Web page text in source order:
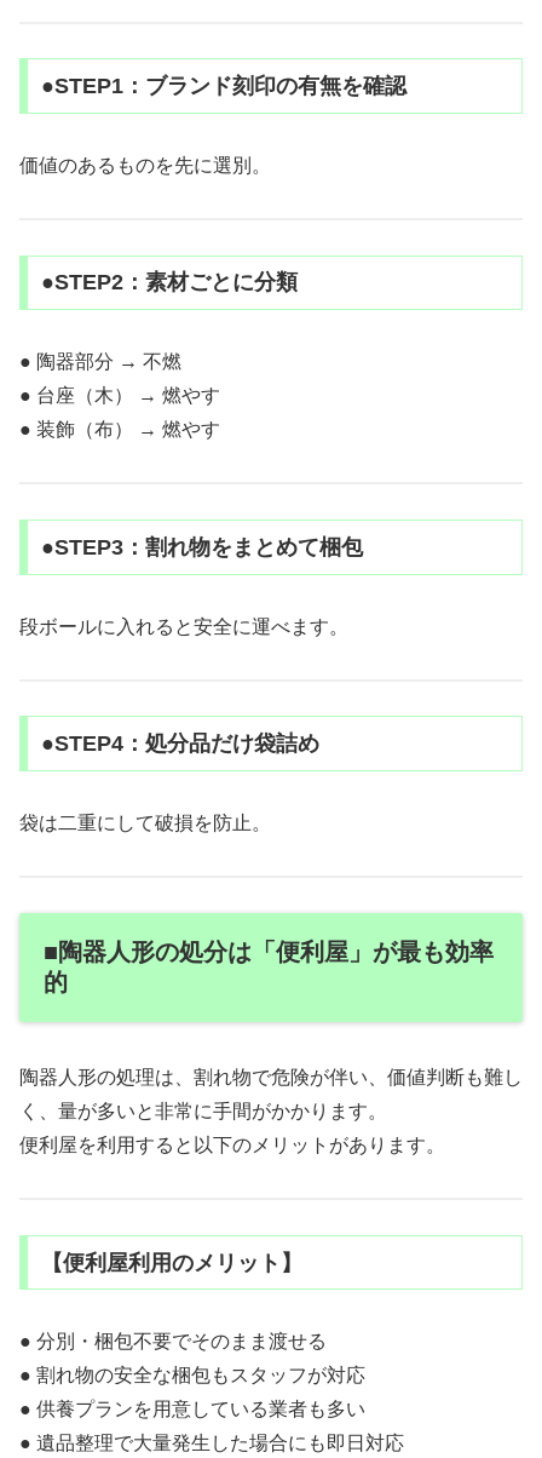
●STEP1：ブランド刻印の有無を確認
価値のあるものを先に選別。
●STEP2：素材ごとに分類
● 陶器部分 → 不燃
● 台座（木） → 燃やす
● 装飾（布） → 燃やす
●STEP3：割れ物をまとめて梱包
段ボールに入れると安全に運べます。
●STEP4：処分品だけ袋詰め
袋は二重にして破損を防止。
■陶器人形の処分は「便利屋」が最も効率
的
陶器人形の処理は、割れ物で危険が伴い、価値判断も難し
く、量が多いと非常に手間がかかります。
便利屋を利用すると以下のメリットがあります。
【便利屋利用のメリット】
● 分別・梱包不要でそのまま渡せる
● 割れ物の安全な梱包もスタッフが対応
● 供養プランを用意している業者も多い
● 遺品整理で大量発生した場合にも即日対応